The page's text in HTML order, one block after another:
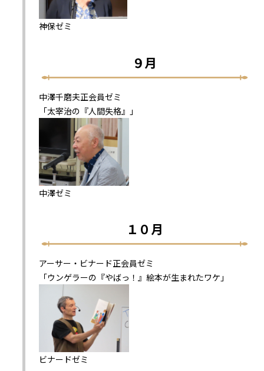
神保ゼミ
９月
中澤千磨夫正会員ゼミ
「太宰治の『人間失格』」
中澤ゼミ
１０月
アーサー・ビナード正会員ゼミ
「ウンゲラーの『やばっ！』絵本が生まれたワケ」
ビナードゼミ